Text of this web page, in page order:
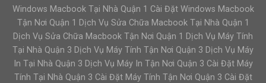
Windows Macbook Tại Nhà Quận 1 Cài Đặt Windows Macbook
Tận Nơi Quận 1 Dịch Vụ Sửa Chữa Macbook Tại Nhà Quận 1
Dịch Vụ Sửa Chữa Macbook Tận Nơi Quận 1 Dịch Vụ Máy Tính
Tại Nhà Quận 3 Dịch Vụ Máy Tính Tận Nơi Quận 3 Dịch Vụ Máy
In Tại Nhà Quận 3 Dịch Vụ Máy In Tận Nơi Quận 3 Cài Đặt Máy
Tính Tại Nhà Quận 3 Cài Đặt Máy Tính Tận Nơi Quận 3 Cài Đặt